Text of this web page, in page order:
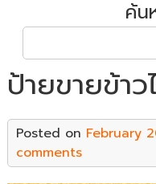
ค้น
ป้ายขายข้า
Posted on February
comments